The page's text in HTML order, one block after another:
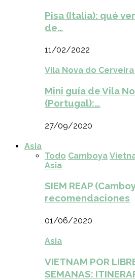
Pisa (Italia): qué
de…
11/02/2022
Vila Nova do
Mini guía de Vila
(Portugal):…
27/09/2020
Asia
Todo Camboya
Asia
SIEM REAP
recomendaciones
01/06/2020
Asia
VIETNAM POR
SEMANAS: